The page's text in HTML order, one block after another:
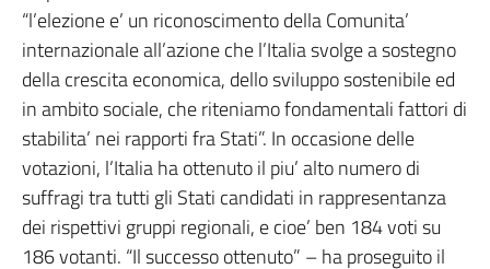
“l’elezione e’ un riconoscimento della Comunita’
internazionale all’azione che l’Italia svolge a sostegno
della crescita economica, dello sviluppo sostenibile ed
in ambito sociale, che riteniamo fondamentali fattori di
stabilita’ nei rapporti fra Stati”. In occasione delle
votazioni, l’Italia ha ottenuto il piu’ alto numero di
suffragi tra tutti gli Stati candidati in rappresentanza
dei rispettivi gruppi regionali, e cioe’ ben 184 voti su
186 votanti. “Il successo ottenuto” – ha proseguito il